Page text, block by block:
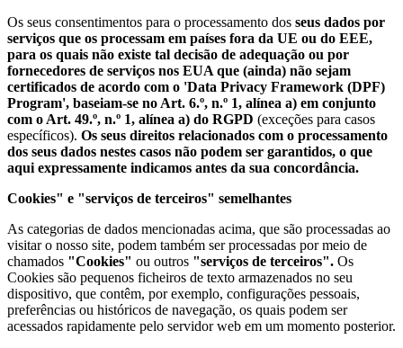
Os seus consentimentos para o processamento dos seus dados por
serviços que os processam em países fora da UE ou do EEE,
para os quais não existe tal decisão de adequação ou por
fornecedores de serviços nos EUA que (ainda) não sejam
certificados de acordo com o 'Data Privacy Framework (DPF)
Program', baseiam-se no Art. 6.º, n.º 1, alínea a) em conjunto
com o Art. 49.º, n.º 1, alínea a) do RGPD (exceções para casos
específicos). Os seus direitos relacionados com o processamento
dos seus dados nestes casos não podem ser garantidos, o que
aqui expressamente indicamos antes da sua concordância.
Cookies" e "serviços de terceiros" semelhantes
As categorias de dados mencionadas acima, que são processadas ao
visitar o nosso site, podem também ser processadas por meio de
chamados "Cookies" ou outros "serviços de terceiros". Os
Cookies são pequenos ficheiros de texto armazenados no seu
dispositivo, que contêm, por exemplo, configurações pessoais,
preferências ou históricos de navegação, os quais podem ser
acessados rapidamente pelo servidor web em um momento posterior.